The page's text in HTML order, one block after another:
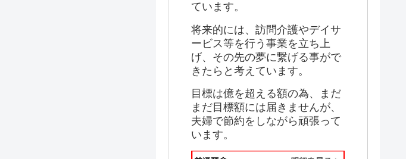
ています。
将来的には、訪問介護やデイサ
ービス等を行う事業を立ち上
げ、その先の夢に繋げる事がで
きたらと考えています。
目標は億を超える額の為、まだ
まだ目標額には届きませんが、
夫婦で節約をしながら頑張って
います。